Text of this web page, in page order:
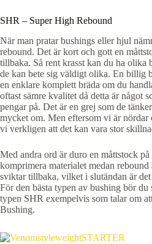
SHR – Super High Rebound
När man pratar bushings eller hjul
rebound. Det är kort och gott en
tillbaka. Så rent krasst kan du ha olika
de kan bete sig väldigt olika. En billig
en enklare komplett bräda om du
oftast sämre kvalitet då detta är något
pengar på. Det är en grej som de
mycket om. Men eftersom vi är nördar
vi verkligen att det kan vara stor
Med andra ord är duro en måttstock
komprimera materialet medan
sviktar tillbaka, vilket i slutändan är
För den bästa typen av bushing bör
typen SHR exempelvis som talar om
Bushing.